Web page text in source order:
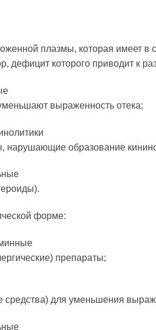
плазмы, которая имеет в
дефицит которого приводит к
выраженность отека;
нарушающие образование
форме:
препараты;
средства) для уменьшения